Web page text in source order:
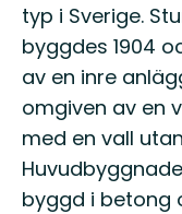
typ i Sverige.
byggdes 1904
av en inre
omgiven av en
med en vall
byggd i betong